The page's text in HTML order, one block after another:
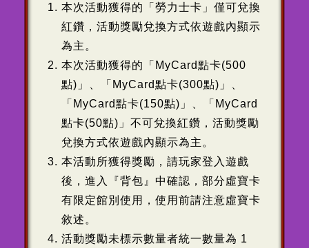
本次活動獲得的「勞力士卡」僅可兌換
紅鑽，活動獎勵兌換方式依遊戲內顯示
為主。
本次活動獲得的「MyCard點卡(500
點)」、「MyCard點卡(300點)」、
「MyCard點卡(150點)」、「MyCard
點卡(50點)」不可兌換紅鑽，活動獎勵
兌換方式依遊戲內顯示為主。
本活動所獲得獎勵，請玩家登入遊戲
後，進入『背包』中確認，部分虛寶卡
有限定館別使用，使用前請注意虛寶卡
敘述。
活動獎勵未標示數量者統一數量為 1